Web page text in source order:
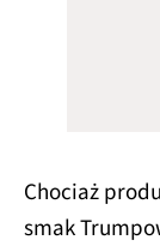
Chociaż
smak